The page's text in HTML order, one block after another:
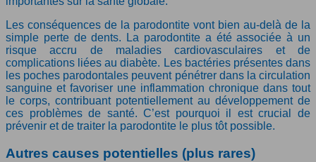
Les conséquences de la parodontite vont bien au-delà de la
simple perte de dents. La parodontite a été associée à un
risque accru de maladies cardiovasculaires et de
complications liées au diabète. Les bactéries présentes dans
les poches parodontales peuvent pénétrer dans la circulation
sanguine et favoriser une inflammation chronique dans tout
le corps, contribuant potentiellement au développement de
ces problèmes de santé. C’est pourquoi il est crucial de
prévenir et de traiter la parodontite le plus tôt possible.
Autres causes potentielles (plus rares)